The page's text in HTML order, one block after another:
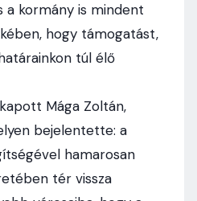
a kormány is mindent
hogy támogatást,
túl élő
Mága Zoltán,
bejelentette: a
hamarosan
tér vissza